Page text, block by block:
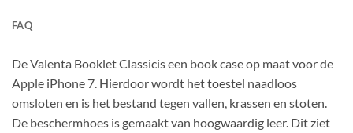
FAQ
De Valenta Booklet Classicis een book case op maat voor de
Apple iPhone 7. Hierdoor wordt het toestel naadloos
omsloten en is het bestand tegen vallen, krassen en stoten.
De beschermhoes is gemaakt van hoogwaardig leer. Dit ziet